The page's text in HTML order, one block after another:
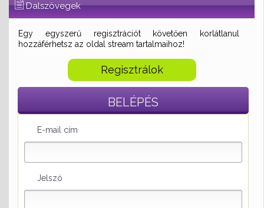
Dalszövegek
Egy egyszerű regisztrációt követően korlátlanul
hozzáférhetsz az oldal stream tartalmaihoz!
Regisztrálok
BELÉPÉS
E-mail cím
Jelszó